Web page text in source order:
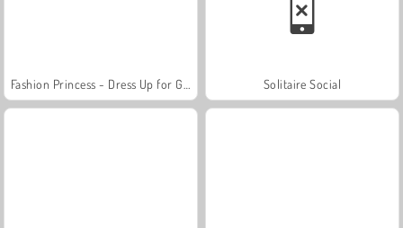
Solitaire Social